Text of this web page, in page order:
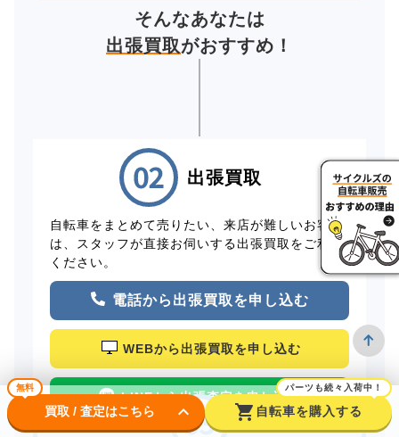
そんなあなたは
出張買取がおすすめ！
出張買取
自転車をまとめて売りたい、来店が難しいお客様
は、スタッフが直接お伺いする出張買取をご利用
ください。
電話から出張買取を申し込む
WEBから出張買取を申し込む
LINEから出張査定を申し込む
無料
買取 / 査定はこちら keyboard_arrow_down shopping_cart
パーツも続々入荷中！
自転車を購入する